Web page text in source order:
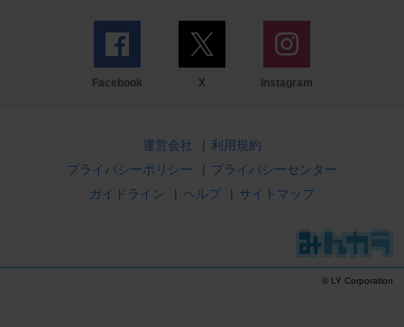
Facebook X Instagram
運営会社 | 利用規約
プライバシーポリシー
| プライバシーセンター
ガイドライン
| ヘルプ | サイトマップ
© LY Corporation